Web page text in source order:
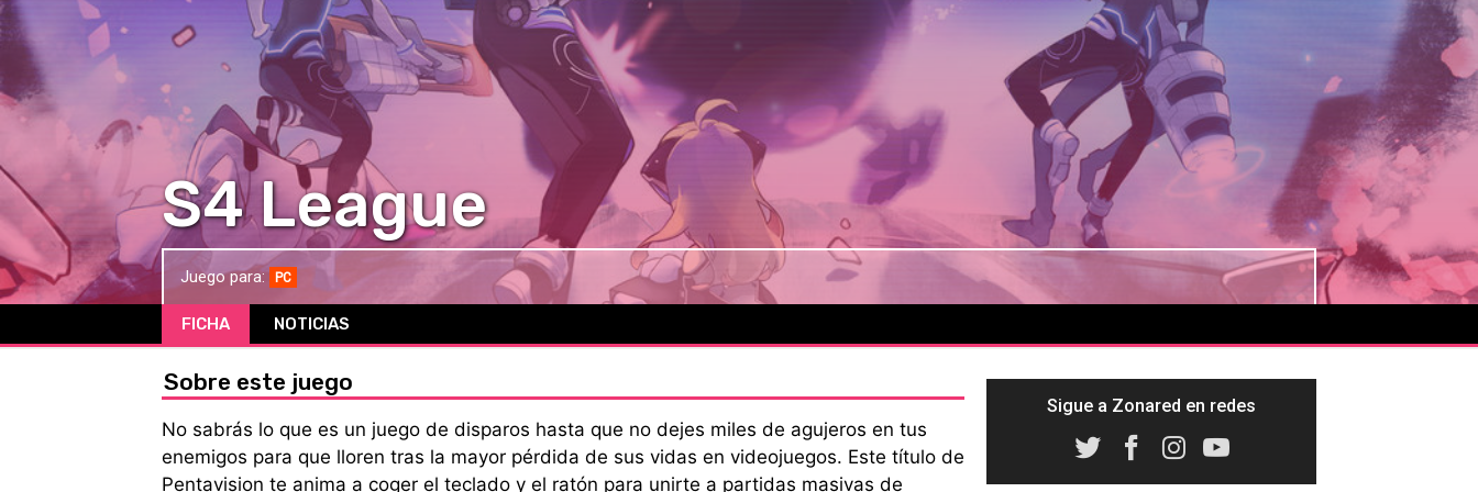
S4 League
Juego para: PC
FICHA NOTICIAS
Sobre este juego
No sabrás lo que es un juego de disparos hasta que no dejes miles de agujeros en tus
enemigos para que lloren tras la mayor pérdida de sus vidas en videojuegos. Este título de
Pentavision te anima a coger el teclado y el ratón para unirte a partidas masivas de
Sigue a Zonared en redes